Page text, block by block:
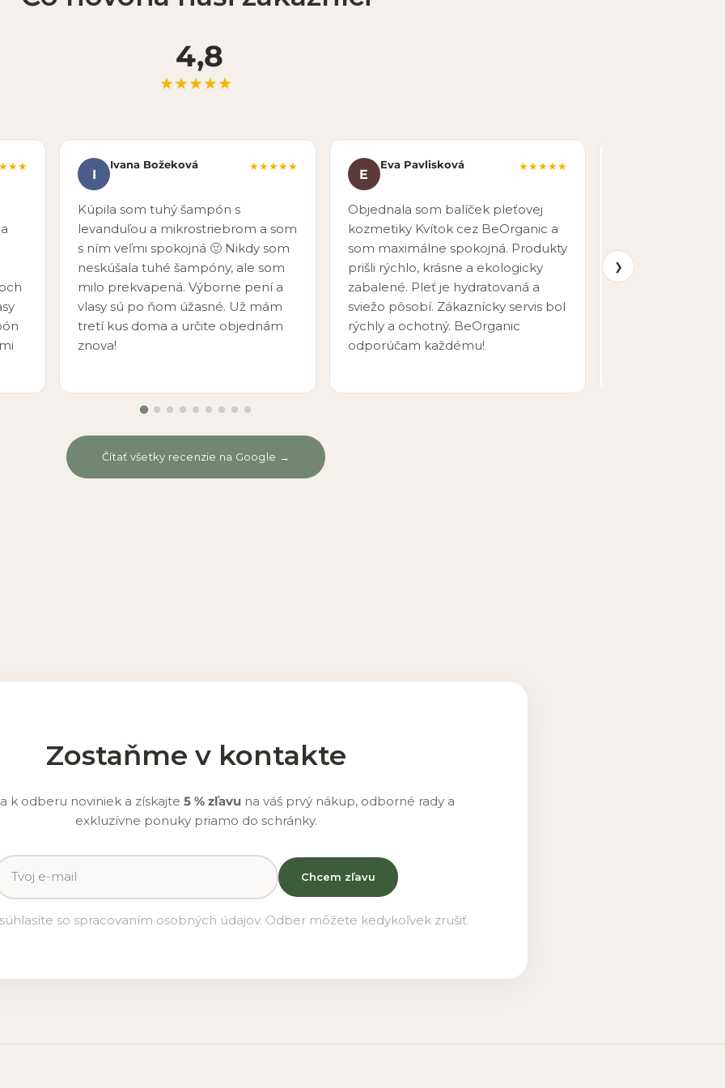
4,8
★★★★★
I
Ivana Božeková ★★★★★
Kúpila som tuhý šampón s
levanduľou a mikrostriebrom a som
s ním veľmi spokojná 🙂 Nikdy som
neskúšala tuhé šampóny, ale som
milo prekvapená. Výborne pení a
vlasy sú po ňom úžasné. Už mám
tretí kus doma a určite objednám
znova!
E
Eva Pavlisková ★★★★★
Objednala som balíček pleťovej
kozmetiky Kvítok cez BeOrganic a
som maximálne spokojná. Produkty
prišli rýchlo, krásne a ekologicky
zabalené. Pleť je hydratovaná a
sviežo pôsobí. Zákaznícky servis bol
rýchly a ochotný. BeOrganic
odporúčam každému!
produktov aj pre
objednávať
❯
Čítať všetky recenzie na Google →
Zostaňme v kontakte
k odberu noviniek a získajte 5 % zľavuna váš prvý nákup, odborné rady a
exkluzívne ponuky priamo do schránky.
Chcem zľavu
so spracovaním osobných údajov. Odber môžete kedykoľvek zrušiť.